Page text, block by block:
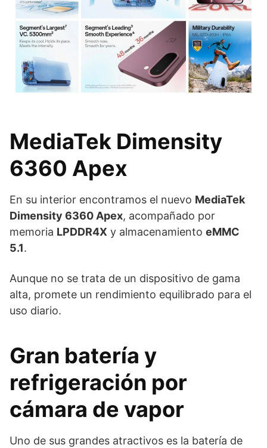
MediaTek Dimensity
6360 Apex
En su interior encontramos el nuevo MediaTek
Dimensity 6360 Apex, acompañado por
memoria LPDDR4X y almacenamiento eMMC
5.1.
Aunque no se trata de un dispositivo de gama
alta, promete un rendimiento equilibrado para el
uso diario.
Gran batería y
refrigeración por
cámara de vapor
Uno de sus grandes atractivos es la batería de